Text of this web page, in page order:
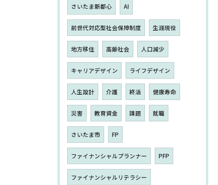
さいたま新都心 AI
前世代対応型社会保障制度 生涯現役
地方移住 高齢社会 人口減少
キャリアデザイン ライフデザイン
人生設計 介護 終活 健康寿命
災害 教育資金 課題 就職
さいたま市 FP
ファイナンシャルプランナー PFP
ファイナンシャルリテラシー